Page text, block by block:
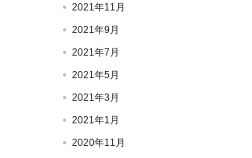
2021年11月
2021年9月
2021年7月
2021年5月
2021年3月
2021年1月
2020年11月